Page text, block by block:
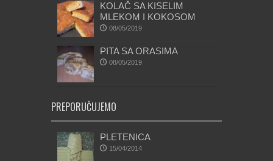
KOLAČ SA KISELIM
MLEKOM I KOKOSOM
08/05/2019
PITA SA ORASIMA
08/05/2019
PREPORUČUJEMO
PLETENICA
15/04/2014